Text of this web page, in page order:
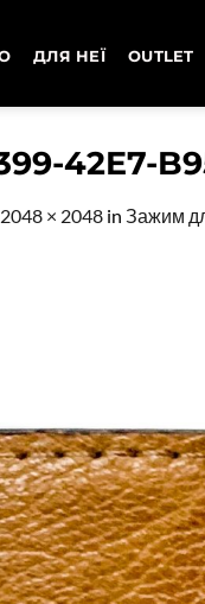
ДЛЯ НЕЇ OUTLET
42E7-
2048 × 2048 in Зажим